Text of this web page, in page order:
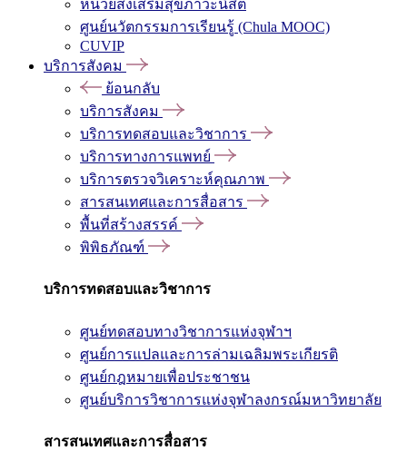
หน่วยส่งเสริมสุขภาวะนิสิต
ศูนย์นวัตกรรมการเรียนรู้ (Chula MOOC)
CUVIP
บริการสังคม
ย้อนกลับ
บริการสังคม
บริการทดสอบและวิชาการ
บริการทางการแพทย์
บริการตรวจวิเคราะห์คุณภาพ
สารสนเทศและการสื่อสาร
พื้นที่สร้างสรรค์
พิพิธภัณฑ์
บริการทดสอบและวิชาการ
ศูนย์ทดสอบทางวิชาการแห่งจุฬาฯ
ศูนย์การแปลและการล่ามเฉลิมพระเกียรติ
ศูนย์กฎหมายเพื่อประชาชน
ศูนย์บริการวิชาการแห่งจุฬาลงกรณ์มหาวิทยาลัย
สารสนเทศและการสื่อสาร